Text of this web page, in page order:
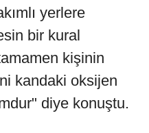
yerlere
bir kural
kişinin
kandaki oksijen
diye konuştu.